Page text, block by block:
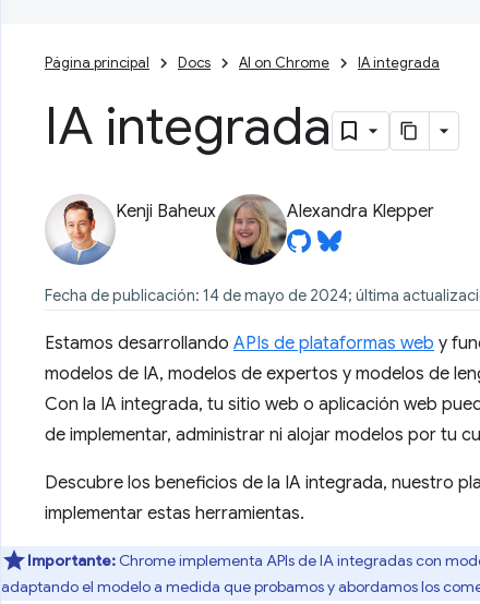
Página principal Docs AI on Chrome IA integrada
IA integrada
Kenji Baheux Alexandra Klepper
Fecha de publicación: 14 de mayo de 2024; última
Estamos desarrollando APIs de plataformas web y
modelos de IA, modelos de expertos y modelos de
Con la IA integrada, tu sitio web o aplicación web
de implementar, administrar ni alojar modelos por tu
Descubre los beneficios de la IA integrada, nuestro
implementar estas herramientas.
Importante: Chrome implementa APIs de IA integradas con
adaptando el modelo a medida que probamos y abordamos los